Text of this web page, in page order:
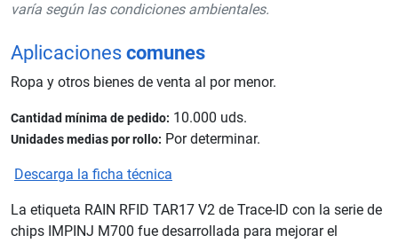
varía según las condiciones ambientales.
Aplicaciones comunes
Ropa y otros bienes de venta al por menor.
Cantidad mínima de pedido: 10.000 uds.
Unidades medias por rollo: Por determinar.
Descarga la ficha técnica
La etiqueta RAIN RFID TAR17 V2 de Trace-ID con la serie de
chips IMPINJ M700 fue desarrollada para mejorar el